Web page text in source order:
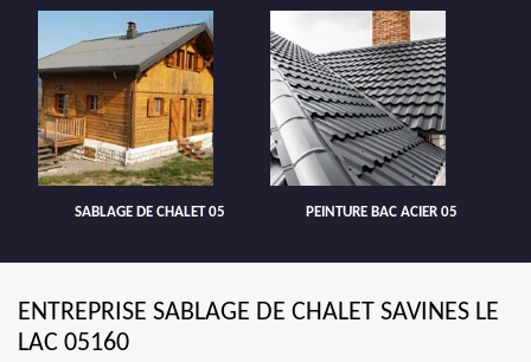
SABLAGE DE CHALET 05 PEINTURE BAC ACIER 05
ENTREPRISE SABLAGE DE CHALET SAVINES LE
LAC 05160